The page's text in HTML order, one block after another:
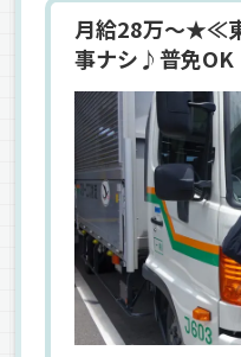
月給28万～★≪
事ナシ♪普免OK